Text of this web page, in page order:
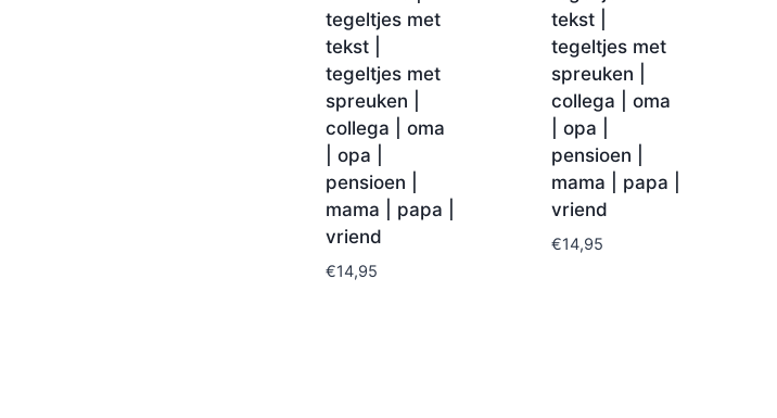
tegeltjes met
tekst |
tegeltjes met
spreuken |
collega | oma
| opa |
pensioen |
mama | papa |
vriend
€14,95
tekst |
tegeltjes met
spreuken |
collega | oma
| opa |
pensioen |
mama | papa |
vriend
€14,95